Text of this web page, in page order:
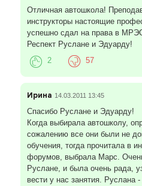
Отличная автошкола!
инструкторы настоящие
успешно сдал на права в
Респект Руслане и Эдуарду!
2 57
Ирина 14.03.2011 13:45
Спасибо Руслане и Эдуарду!
Когда выбирала автошколу,
сожалению все они были не
обучения, тогда прочитала в
форумов, выбрала Марс.
Руслане, и была очень рада,
вести у нас занятия. Руслана